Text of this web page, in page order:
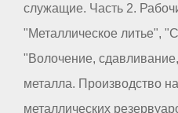
служащие. Часть 2.
"Металлическое литье",
"Волочение,
металла. Производство
металлических